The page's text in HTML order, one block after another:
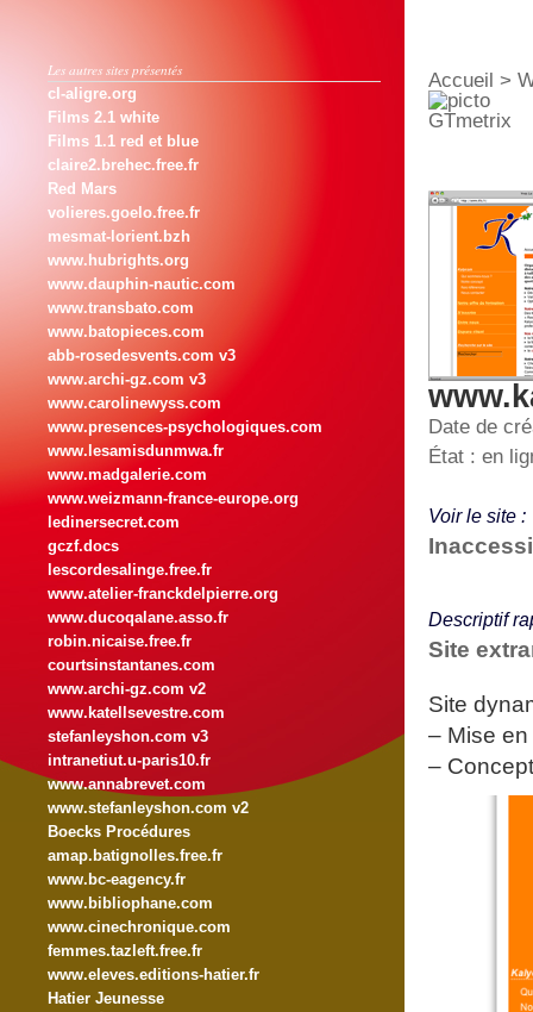
Accueil >
Date de
État : en
Voir le site :
Descriptif
Site
Site
– Mise
–
Les autres sites présentés
cl-aligre.org
Films 2.1 white
Films 1.1 red et blue
claire2.brehec.free.fr
Red Mars
volieres.goelo.free.fr
mesmat-lorient.bzh
www.hubrights.org
www.dauphin-nautic.com
www.transbato.com
www.batopieces.com
abb-rosedesvents.com v3
www.archi-gz.com v3
www.carolinewyss.com
www.presences-psychologiques.com
www.lesamisdunmwa.fr
www.madgalerie.com
www.weizmann-france-europe.org
ledinersecret.com
gczf.docs
lescordesalinge.free.fr
www.atelier-franckdelpierre.org
www.ducoqalane.asso.fr
robin.nicaise.free.fr
courtsinstantanes.com
www.archi-gz.com v2
www.katellsevestre.com
stefanleyshon.com v3
intranetiut.u-paris10.fr
www.annabrevet.com
www.stefanleyshon.com v2
Boecks Procédures
amap.batignolles.free.fr
www.bc-eagency.fr
www.bibliophane.com
www.cinechronique.com
femmes.tazleft.free.fr
www.eleves.editions-hatier.fr
Hatier Jeunesse